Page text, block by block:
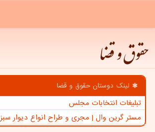
حقوق و قضا
لینک دوستان حقوق و قضا
تبلیغات انتخابات مجلس
مستر گرین وال | مجری و طراح انواع دیوار سبز